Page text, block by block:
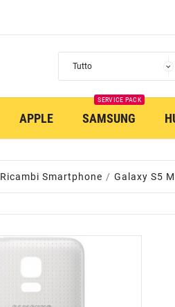
APPLE SAMSUNG
SERVICE PACK
Ricambi Smartphone Galaxy S5